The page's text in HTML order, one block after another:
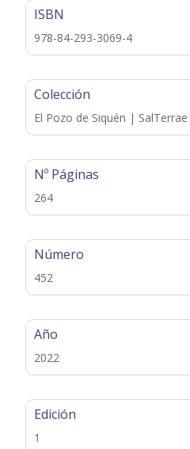
ISBN
978-84-293-3069-4
Colección
El Pozo de Siquén | SalTerrae
Nº Páginas
264
Número
452
Año
2022
Edición
1